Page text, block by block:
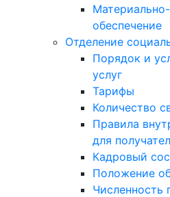
обеспечение
Отделение
Порядок и
услуг
Тарифы
Количество
Правила
для
Кадровый
Положение
Численность